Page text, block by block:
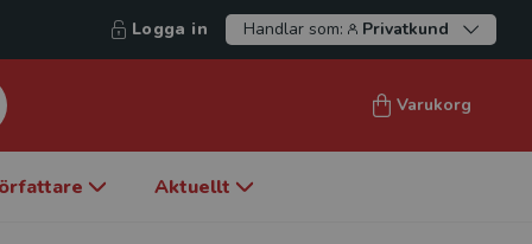
Logga in Handlar som: Privatkund
Varukorg
Aktuellt